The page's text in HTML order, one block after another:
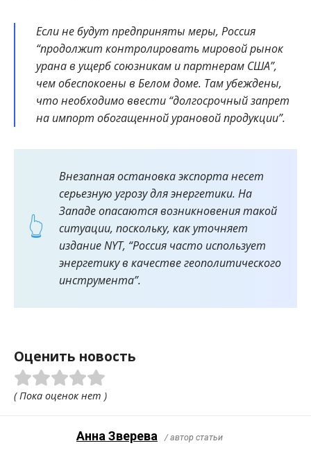
Если не будут предприняты меры, Россия
“продолжит контролировать мировой рынок
урана в ущерб союзникам и партнерам США”,
чем обеспокоены в Белом доме. Там убеждены,
что необходимо ввести “долгосрочный запрет
на импорт обогащенной урановой продукции”.
Внезапная остановка экспорта несет
серьезную угрозу для энергетики. На
Западе опасаются возникновения такой
ситуации, поскольку, как уточняет
издание NYT, “Россия часто использует
энергетику в качестве геополитического
инструмента”.
Оценить новость
( Пока оценок нет )
Анна Зверева / автор статьи